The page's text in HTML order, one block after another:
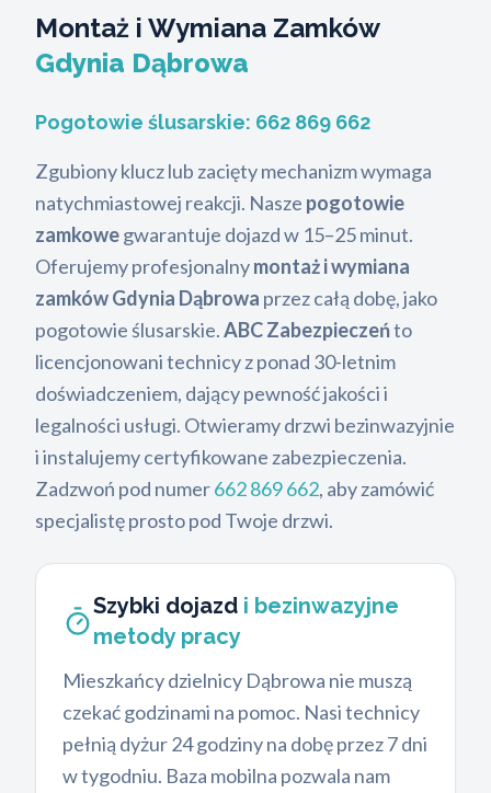
Montaż i Wymiana Zamków
Gdynia Dąbrowa
Pogotowie ślusarskie: 662 869 662
Zgubiony klucz lub zacięty mechanizm wymaga
natychmiastowej reakcji. Nasze pogotowie
zamkowegwarantuje dojazd w 15–25 minut.
Oferujemy profesjonalnymontaż i wymiana
zamków Gdynia Dąbrowa przez całą dobę, jako
pogotowie ślusarskie.ABC Zabezpieczeńto
licencjonowani technicy z ponad 30-letnim
doświadczeniem, dający pewność jakości i
legalności usługi. Otwieramy drzwi bezinwazyjnie
i instalujemy certyfikowane zabezpieczenia.
Zadzwoń pod numer662 869 662, aby zamówić
specjalistę prosto pod Twoje drzwi.
Szybki dojazd i bezinwazyjne
metody pracy
Mieszkańcy dzielnicy Dąbrowa nie muszą
czekać godzinami na pomoc. Nasi technicy
pełnią dyżur 24 godziny na dobę przez 7 dni
w tygodniu. Baza mobilna pozwala nam